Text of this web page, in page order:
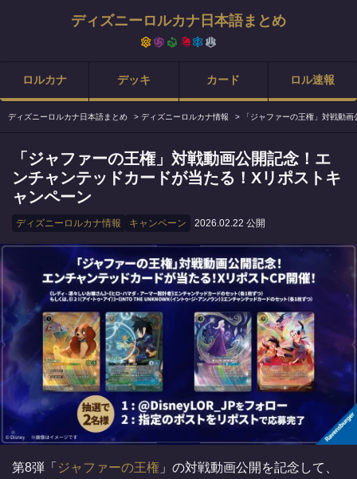
ディズニーロルカナ日本語まとめ
ロルカナ デッキ カード ロル速報
ディズニーロルカナ日本語まとめ > ディズニーロルカナ情報 > 「ジャファーの王権」対戦動
「ジャファーの王権」対戦動画公開記念！エ
ンチャンテッドカードが当たる！Xリポストキ
ャンペーン
ディズニーロルカナ情報 キャンペーン 2026.02.22 公開
第8弾「 ジャファーの王権 」の対戦動画公開を記念して、